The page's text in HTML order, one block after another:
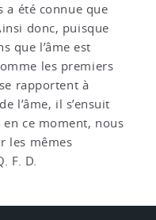
a été connue que
donc, puisque
que l’âme est
les premiers
rapportent à
l’âme, il s’ensuit
en ce moment, nous
les mêmes
F. D.